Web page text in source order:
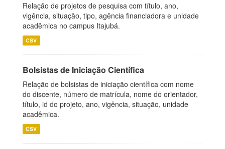
Relação de projetos de pesquisa com título, ano,
vigência, situação, tipo, agência financiadora e unidade
acadêmica no campus Itajubá.
CSV
Bolsistas de Iniciação Científica
Relação de bolsistas de iniciação científica com nome
do discente, número de matrícula, nome do orientador,
título, id do projeto, ano, vigência, situação, unidade
acadêmica.
CSV